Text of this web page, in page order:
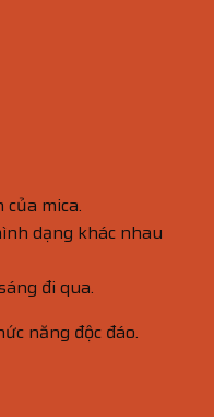
mica.
dạng khác nhau
đi qua.
năng độc đáo.